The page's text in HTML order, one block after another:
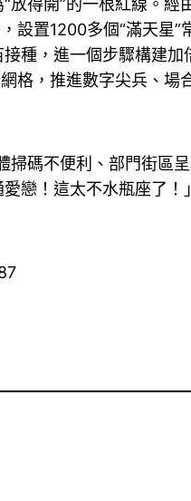
得開”的一根紅線。經
設置1200多個“滿天星
種，進一個步驟構建
格，推進數字尖兵、場
碼不便利、部門街區
戀！這太不水瓶座了